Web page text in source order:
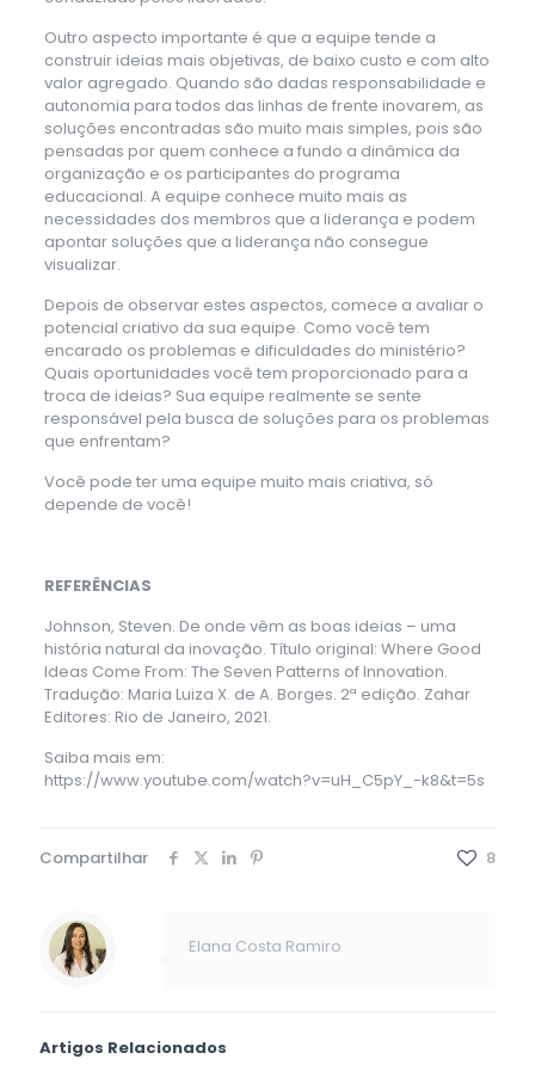
Outro aspecto importante é que a equipe tende a
construir ideias mais objetivas, de baixo custo e com alto
valor agregado. Quando são dadas responsabilidade e
autonomia para todos das linhas de frente inovarem, as
soluções encontradas são muito mais simples, pois são
pensadas por quem conhece a fundo a dinâmica da
organização e os participantes do programa
educacional. A equipe conhece muito mais as
necessidades dos membros que a liderança e podem
apontar soluções que a liderança não consegue
visualizar.
Depois de observar estes aspectos, comece a avaliar o
potencial criativo da sua equipe. Como você tem
encarado os problemas e dificuldades do ministério?
Quais oportunidades você tem proporcionado para a
troca de ideias? Sua equipe realmente se sente
responsável pela busca de soluções para os problemas
que enfrentam?
Você pode ter uma equipe muito mais criativa, só
depende de você!
REFERÊNCIAS
Johnson, Steven. De onde vêm as boas ideias – uma
história natural da inovação. Título original: Where Good
Ideas Come From: The Seven Patterns of Innovation.
Tradução: Maria Luiza X. de A. Borges. 2ª edição. Zahar
Editores: Rio de Janeiro, 2021.
Saiba mais em:
https://www.youtube.com/watch?v=uH_C5pY_-k8&t=5s
Compartilhar 8
Elana Costa Ramiro
Artigos Relacionados